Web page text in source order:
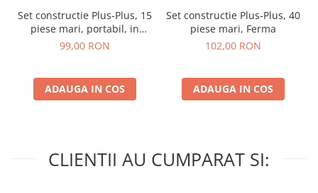
Set constructie Plus-Plus, 15
piese mari, portabil, in
geanta cu fermoar
99,00 RON
ADAUGA IN COS
Set constructie Plus-Plus, 40
piese mari, Ferma
102,00 RON
ADAUGA IN COS
CLIENTII AU CUMPARAT SI: